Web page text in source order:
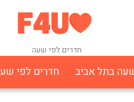
חדרים לפי שעה
בתל אביב חדרים לפי